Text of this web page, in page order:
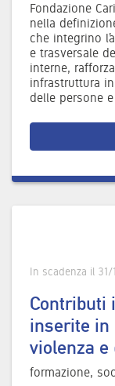
Fondazione
nella
che integrino
e trasversale
interne,
infrastruttura
delle persone
In scadenza il
Contributi
inserite in
violenza e
formazione,